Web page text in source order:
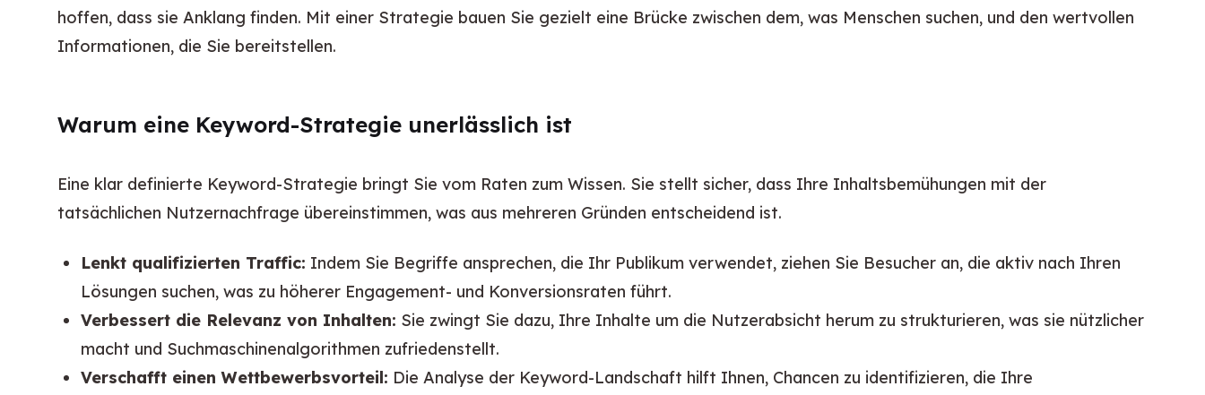
hoffen, dass sie Anklang finden. Mit einer Strategie bauen Sie gezielt eine Brücke zwischen dem, was Menschen suchen, und den wertvollen
Informationen, die Sie bereitstellen.
Warum eine Keyword-Strategie unerlässlich ist
Eine klar definierte Keyword-Strategie bringt Sie vom Raten zum Wissen. Sie stellt sicher, dass Ihre Inhaltsbemühungen mit der
tatsächlichen Nutzernachfrage übereinstimmen, was aus mehreren Gründen entscheidend ist.
Lenkt qualifizierten Traffic: Indem Sie Begriffe ansprechen, die Ihr Publikum verwendet, ziehen Sie Besucher an, die aktiv nach Ihren
Lösungen suchen, was zu höherer Engagement- und Konversionsraten führt.
Verbessert die Relevanz von Inhalten: Sie zwingt Sie dazu, Ihre Inhalte um die Nutzerabsicht herum zu strukturieren, was sie nützlicher
macht und Suchmaschinenalgorithmen zufriedenstellt.
Verschafft einen Wettbewerbsvorteil: Die Analyse der Keyword-Landschaft hilft Ihnen, Chancen zu identifizieren, die Ihre